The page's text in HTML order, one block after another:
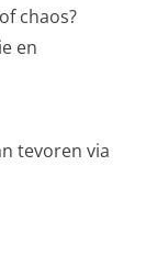
chaos?
en
tevoren via